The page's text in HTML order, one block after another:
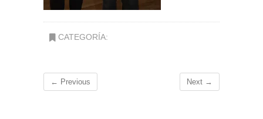
CATEGORÍA:
← Previous Next →